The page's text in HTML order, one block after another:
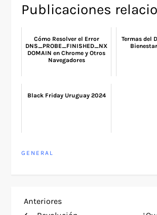
Publicaciones
Cómo Resolver el Error
DNS_PROBE_FINISHED_NX
DOMAIN en Chrome y Otros
Navegadores
Termas del
Black Friday Uruguay 2024
GENERAL
N
Entrada
Anteriores